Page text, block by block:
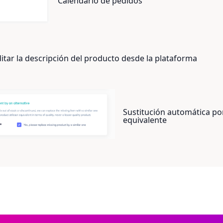
la descripción del producto desde la plataforma
Sustitución automática
equivalente